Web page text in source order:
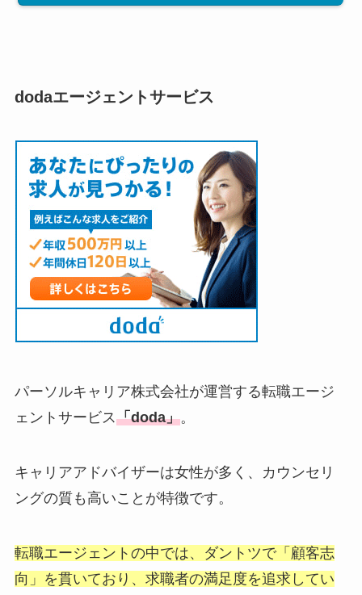
dodaエージェントサービス
パーソルキャリア株式会社が運営する転職エージ
ェントサービス「doda」。
キャリアアドバイザーは女性が多く、カウンセリ
ングの質も高いことが特徴です。
転職エージェントの中では、ダントツで「顧客志
向」を貫いており、求職者の満足度を追求してい